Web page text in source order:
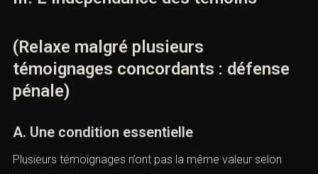
III. L’indépendance des témoins
(Relaxe malgré plusieurs
témoignages concordants : défense